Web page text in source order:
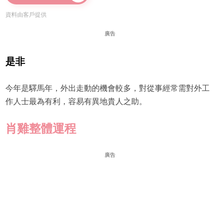
資料由客戶提供
廣告
是非
今年是驛馬年，外出走動的機會較多，對從事經常需對外工
作人士最為有利，容易有異地貴人之助。
肖雞整體運程
廣告